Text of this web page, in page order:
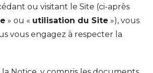
ou visitant le Site (ci-après
» ou « utilisation du Site »), vous
vous engagez à respecter la